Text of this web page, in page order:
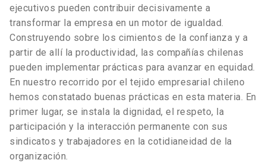
ejecutivos pueden contribuir decisivamente a
transformar la empresa en un motor de igualdad.
Construyendo sobre los cimientos de la confianza y a
partir de allí la productividad, las compañías chilenas
pueden implementar prácticas para avanzar en equidad.
En nuestro recorrido por el tejido empresarial chileno
hemos constatado buenas prácticas en esta materia. En
primer lugar, se instala la dignidad, el respeto, la
participación y la interacción permanente con sus
sindicatos y trabajadores en la cotidianeidad de la
organización.